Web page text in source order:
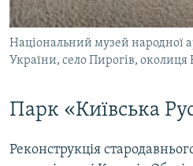
Національний музей народної
України, село Пирогів, околиця
Парк «Київська
Реконструкція